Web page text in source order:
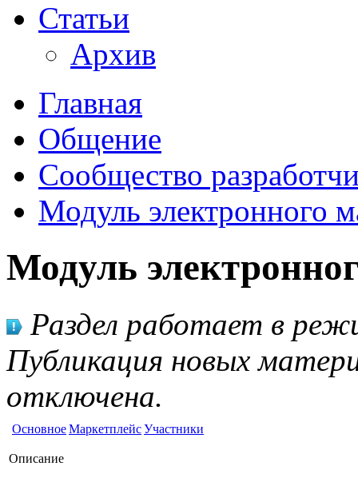
Статьи
Архив
Главная
Общение
Сообщество
Модуль электронного
Модуль
Раздел работает в
Публикация новых
отключена.
ОсновноеМаркетплейсУчастники
Описание